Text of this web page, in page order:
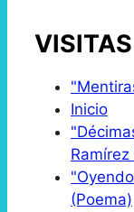
Inicio
(Poema)